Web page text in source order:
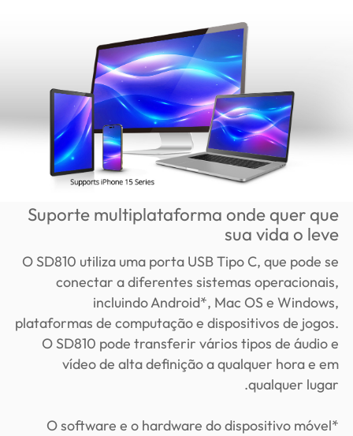
Suporte multiplataforma onde quer que
sua vida o leve
O SD810 utiliza uma porta USB Tipo C, que pode se
conectar a diferentes sistemas operacionais,
incluindo Android*, Mac OS e Windows,
plataformas de computação e dispositivos de jogos.
O SD810 pode transferir vários tipos de áudio e
vídeo de alta definição a qualquer hora e em
qualquer lugar.
*O software e o hardware do dispositivo móvel